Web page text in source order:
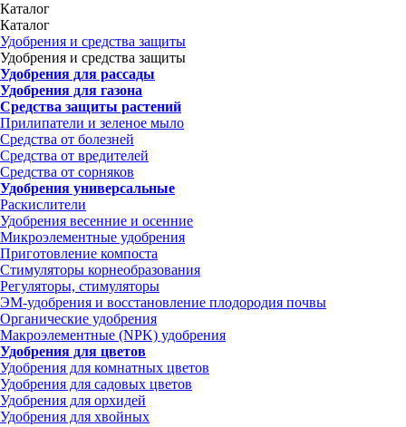
Каталог
Каталог
Удобрения и средства защиты
Удобрения и средства защиты
Удобрения для рассады
Удобрения для газона
Средства защиты растений
Прилипатели и зеленое мыло
Средства от болезней
Средства от вредителей
Средства от сорняков
Удобрения универсальные
Раскислители
Удобрения весенние и осенние
Микроэлементные удобрения
Приготовление компоста
Стимуляторы корнеобразования
Регуляторы, стимуляторы
ЭМ-удобрения и восстановление плодородия почвы
Органические удобрения
Макроэлементные (NPK) удобрения
Удобрения для цветов
Удобрения для комнатных цветов
Удобрения для садовых цветов
Удобрения для орхидей
Удобрения для хвойных